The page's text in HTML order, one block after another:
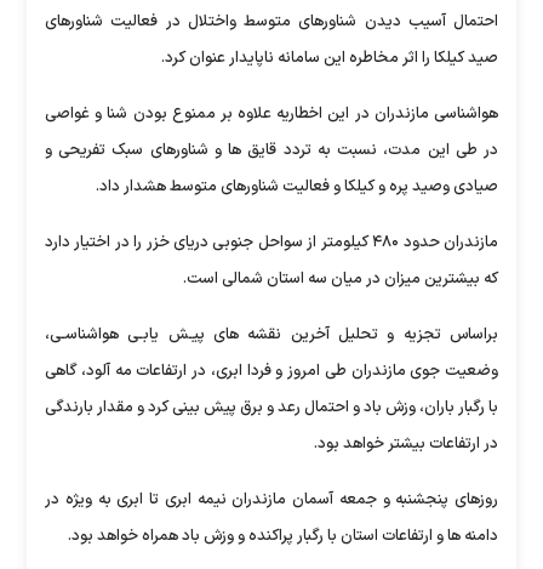
احتمال آسیب دیدن شناورهای متوسط واختلال در فعالیت شناورهای
صید کیلکا را اثر مخاطره این سامانه ناپایدار عنوان کرد.
هواشناسی مازندران در این اخطاریه علاوه بر ممنوع بودن شنا و غواصی
در طی این مدت، نسبت به تردد قایق ها و شناورهای سبک تفریحی و
صیادی وصید پره و کیلکا و فعالیت شناورهای متوسط هشدار داد.
مازندران حدود ۴۸۰ کیلومتر از سواحل جنوبی دریای خزر را در اختیار دارد
که بیشترین میزان در میان سه استان شمالی است.
براساس تجزیه و تحلیل آخرین نقشه های پیـش یابـی هواشناسـی،
وضعیت جوی مازندران طی امروز و فردا ابری، در ارتفاعات مه آلود، گاهی
با رگبار باران، وزش باد و احتمال رعد و برق پیش بینی کرد و مقدار بارندگی
در ارتفاعات بیشتر خواهد بود.
روزهای پنجشنبه و جمعه آسمان مازندران نیمه ابری تا ابری به ویژه در
دامنه ها و ارتفاعات استان با رگبار پراکنده و وزش باد همراه خواهد بود.